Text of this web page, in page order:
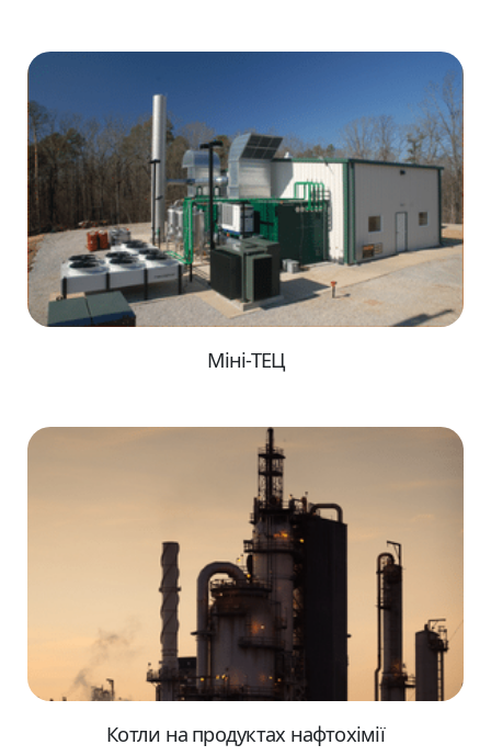
Міні-ТЕЦ
Котли на продуктах нафтохімії